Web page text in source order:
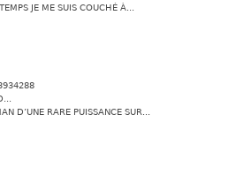
JE ME SUIS COUCHÉ À...
D’UNE RARE PUISSANCE SUR...